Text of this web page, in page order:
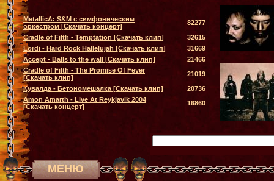
MetallicA: S&M с симфоническим
оркестром [Скачать концерт]
82277
Cradle of Filth - Temptation [Скачать клип]
32615
Lordi - Hard Rock Hallelujah [Скачать клип]
31669
Accept - Balls to the wall [Скачать клип]
21466
Cradle of Filth - The Promise Of Fever
[Скачать клип]
21019
Кувалда - Бетономешалка [Скачать клип]
20736
Amon Amarth - Live At Reykjavik 2004
[Скачать концерт]
16860
МЕНЮ